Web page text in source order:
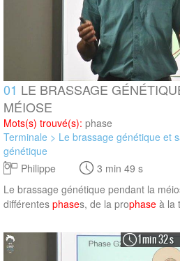
01 LE BRASSAGE
MÉIOSE
Mots(s) trouvé(s): phase
Terminale > Le brassage génétique et
génétique
Philippe
3 min 49 s
Le brassage génétique pendant la
différentes phases, de la prophase à la
1 min 32 s